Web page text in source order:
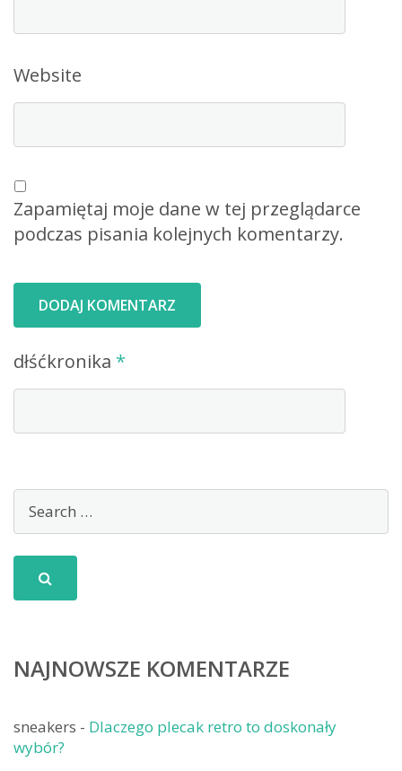
Website
Zapamiętaj moje dane w tej przeglądarce
podczas pisania kolejnych komentarzy.
dłśćkronika *
NAJNOWSZE KOMENTARZE
sneakers - Dlaczego plecak retro to doskonały
wybór?